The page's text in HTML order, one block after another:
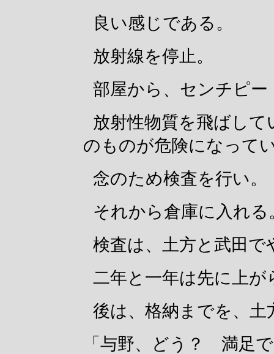
良い感じである。
放射線を停止。
部屋から、センチピー
放射性物質を飛ばし
のものが危険になって
念のため検査を行い。
それから倉庫に入れる
検査は、土方と武田で
二年と一年は先に上が
後は、格納までを、
「与野、どう？ 満足